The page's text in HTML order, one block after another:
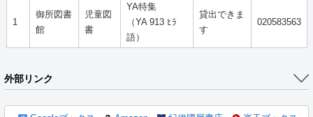
1
御所図書
館
児童図
書
YA特集
（YA 913 ﾋﾗ
語）
貸出できま
す
020583563
外部リンク